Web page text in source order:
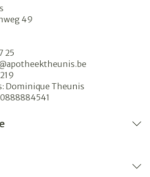
49
25
apotheektheunis.be
Dominique Theunis